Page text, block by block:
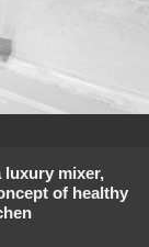
mixer,
of healthy